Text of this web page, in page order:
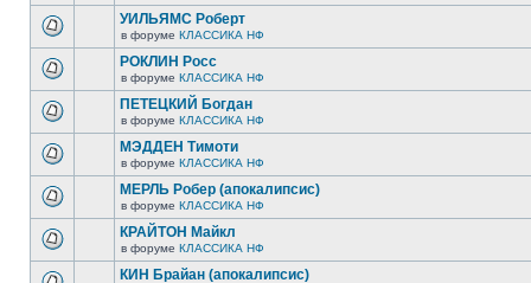
УИЛЬЯМС Роберт
в форуме КЛАССИКА НФ
РОКЛИН Росс
в форуме КЛАССИКА НФ
ПЕТЕЦКИЙ Богдан
в форуме КЛАССИКА НФ
МЭДДЕН Тимоти
в форуме КЛАССИКА НФ
МЕРЛЬ Робер (апокалипсис)
в форуме КЛАССИКА НФ
КРАЙТОН Майкл
в форуме КЛАССИКА НФ
КИН Брайан (апокалипсис)